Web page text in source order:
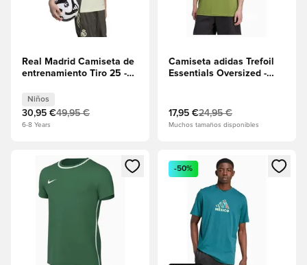
Real Madrid Camiseta de
entrenamiento Tiro 25 -
Niños
30,95 €49,95 €
6-8 Years
Camiseta adidas Trefoil
Essentials Oversized -
17,95 €24,95 €
Muchos tamaños disponibles
Abre un modal para iniciar sesión o registrarse como
Abre un modal para iniciar
-50%